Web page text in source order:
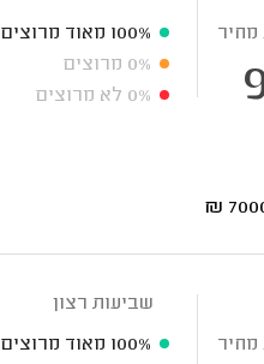
מחיר
100% מאוד מרוצים
0% מרוצים
0% לא מרוצים
₪
מחיר
שביעות רצון
100% מאוד מרוצים